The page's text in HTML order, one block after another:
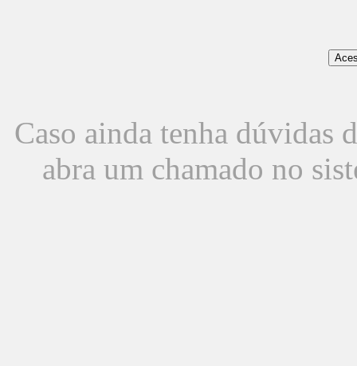
Caso ainda tenha dúvidas
abra um chamado no